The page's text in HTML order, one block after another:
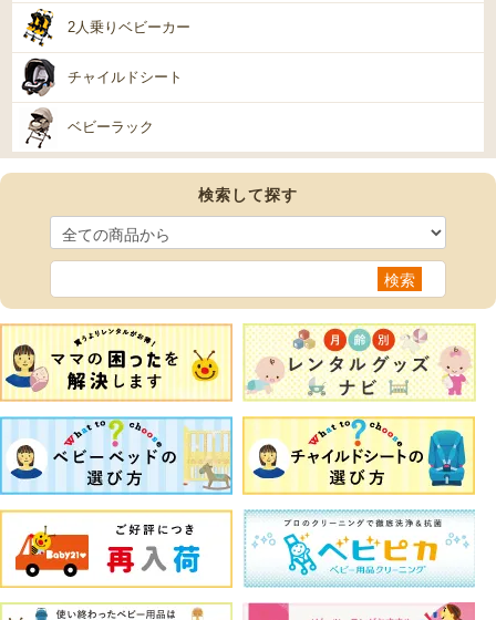
2人乗りベビーカー
チャイルドシート
ベビーラック
検索して探す
検索